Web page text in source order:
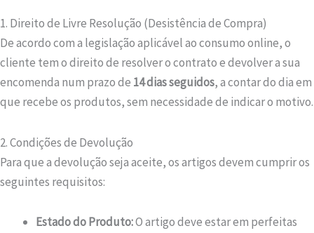
1. Direito de Livre Resolução (Desistência de Compra)
De acordo com a legislação aplicável ao consumo online, o
cliente tem o direito de resolver o contrato e devolver a sua
encomenda num prazo de 14 dias seguidos, a contar do dia em
que recebe os produtos, sem necessidade de indicar o motivo.
2. Condições de Devolução
Para que a devolução seja aceite, os artigos devem cumprir os
seguintes requisitos:
Estado do Produto:O artigo deve estar em perfeitas